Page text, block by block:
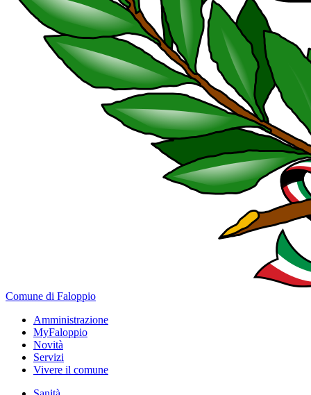
Comune di Faloppio
Amministrazione
MyFaloppio
Novità
Servizi
Vivere il comune